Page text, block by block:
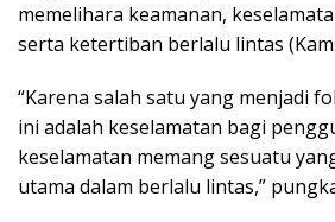
memelihara keamanan,
serta ketertiban berlalu lintas
“Karena salah satu yang menjadi
ini adalah keselamatan bagi
keselamatan memang sesuatu
utama dalam berlalu lintas,”